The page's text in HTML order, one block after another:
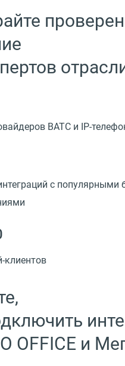
ВАТС и IP-
с популярными
клиентов
OFFICE и